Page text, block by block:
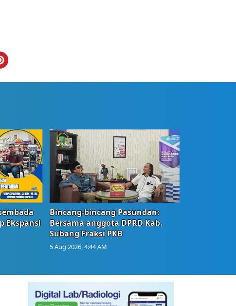
Ekspansi
Bincang-bincang Pasundan:
Bersama anggota DPRD Kab.
Subang Fraksi PKB
5 Aug 2026, 4:44 AM